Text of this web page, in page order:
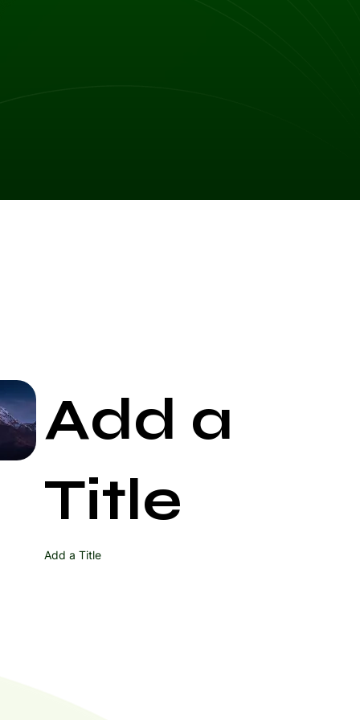
Add a
Title
Add a Title